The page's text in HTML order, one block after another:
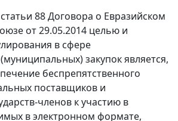
88 Договора о Евразийском
от 29.05.2014 целью и
в сфере
закупок является,
беспрепятственного
поставщиков и
членов к участию в
в электронном формате,